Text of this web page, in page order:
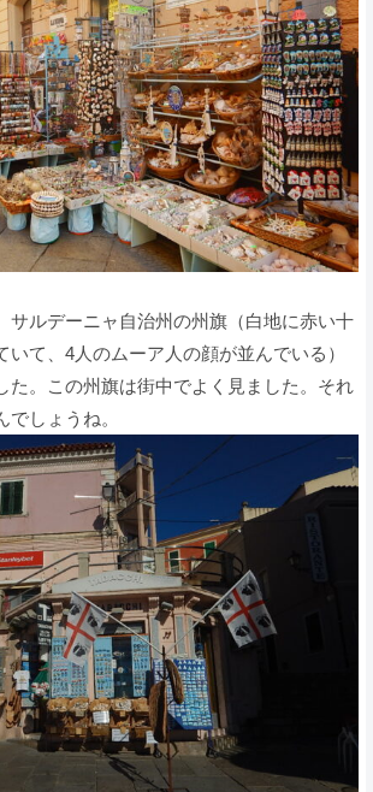
サルデーニャ自治州の州旗（白地に赤い十
いて、4人のムーア人の顔が並んでいる）
た。この州旗は街中でよく見ました。それ
しょうね。